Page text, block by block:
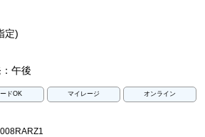
定)
午後
ドOK マイレージ オンライン